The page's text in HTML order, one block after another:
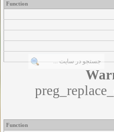
Function
Function